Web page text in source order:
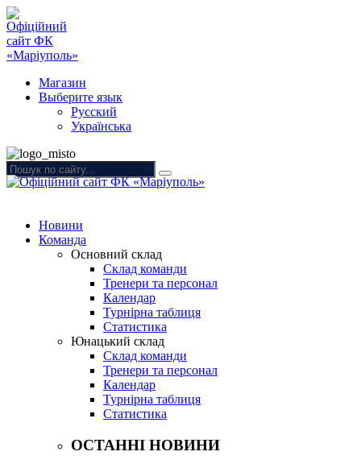
Магазин
Выберите язык
Русский
Українська
Новини
Команда
Основний склад
Склад команди
Тренери та персонал
Календар
Турнірна таблиця
Статистика
Юнацький склад
Склад команди
Тренери та персонал
Календар
Турнірна таблиця
Статистика
ОСТАННІ НОВИНИ